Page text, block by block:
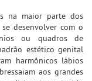
na maior parte dos
desenvolver com o
ou quadros de
estético genital
harmônicos lábios
aos grandes